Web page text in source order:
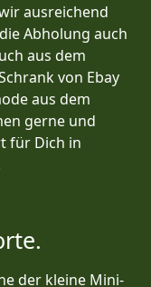
ausreichend
Abholung auch
aus dem
von Ebay
aus dem
gerne und
für Dich in
der kleine Mini-